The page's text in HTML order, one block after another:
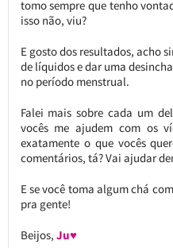
tomo sempre que tenho
isso não, viu?
E gosto dos resultados, acho
de líquidos e dar uma
no período menstrual.
Falei mais sobre cada um
vocês me ajudem com os
exatamente o que vocês
comentários, tá? Vai ajudar
E se você toma algum chá
pra gente!
Beijos, Ju♥